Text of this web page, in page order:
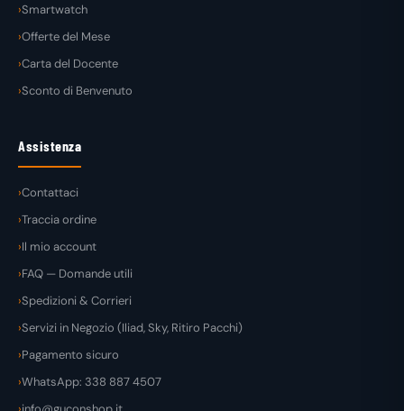
Smartwatch
Offerte del Mese
Carta del Docente
Sconto di Benvenuto
Assistenza
Contattaci
Traccia ordine
Il mio account
FAQ — Domande utili
Spedizioni & Corrieri
Servizi in Negozio (Iliad, Sky, Ritiro Pacchi)
Pagamento sicuro
WhatsApp: 338 887 4507